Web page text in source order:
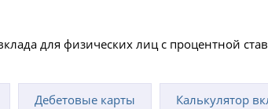
для физических лиц с процентной
Дебетовые карты Калькулятор